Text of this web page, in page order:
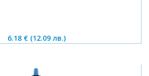
6.18 € (12.09 лв.)